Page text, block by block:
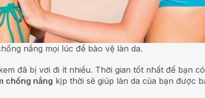
nắng mọi lúc để bảo vệ làn da.
đã bị vơi đi ít nhiều. Thời gian tốt nhất để bạn
chống nắng kịp thời sẽ giúp làn da của bạn được